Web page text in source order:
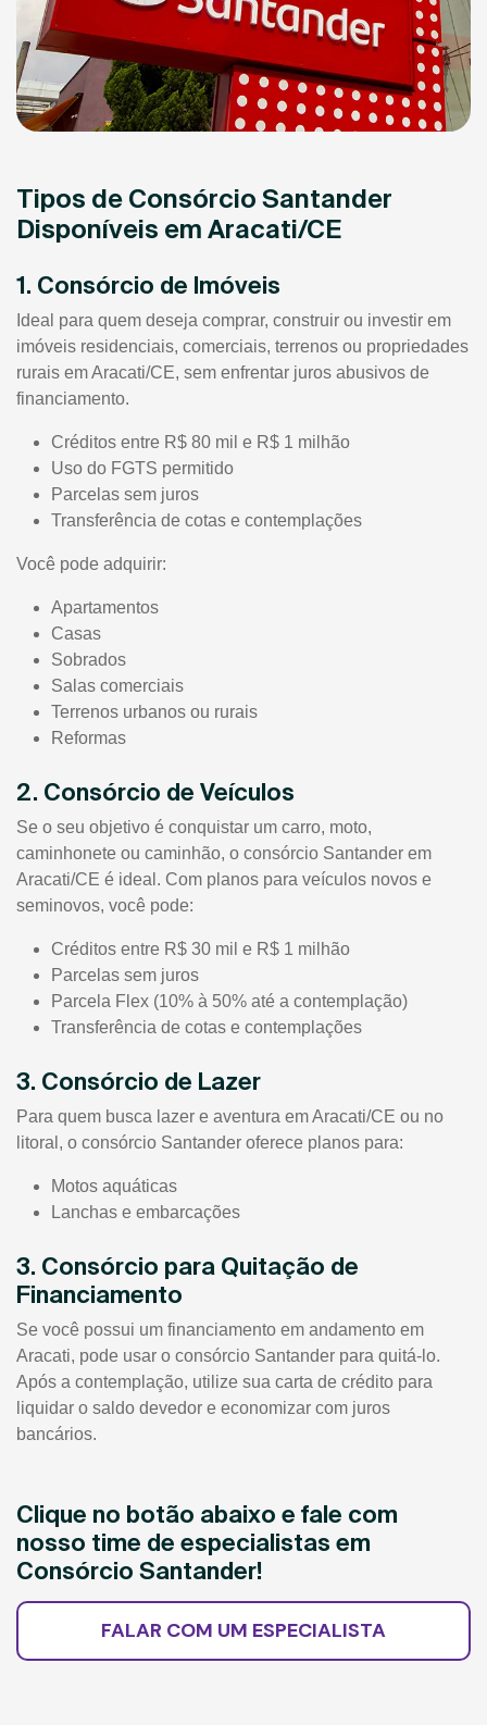
Tipos de Consórcio Santander
Disponíveis em Aracati/CE
1. Consórcio de Imóveis
Ideal para quem deseja comprar, construir ou investir em
imóveis residenciais, comerciais, terrenos ou propriedades
rurais em Aracati/CE, sem enfrentar juros abusivos de
financiamento.
Créditos entre R$ 80 mil e R$ 1 milhão
Uso do FGTS permitido
Parcelas sem juros
Transferência de cotas e contemplações
Você pode adquirir:
Apartamentos
Casas
Sobrados
Salas comerciais
Terrenos urbanos ou rurais
Reformas
2. Consórcio de Veículos
Se o seu objetivo é conquistar um carro, moto,
caminhonete ou caminhão, o consórcio Santander em
Aracati/CE é ideal. Com planos para veículos novos e
seminovos, você pode:
Créditos entre R$ 30 mil e R$ 1 milhão
Parcelas sem juros
Parcela Flex (10% à 50% até a contemplação)
Transferência de cotas e contemplações
3. Consórcio de Lazer
Para quem busca lazer e aventura em Aracati/CE ou no
litoral, o consórcio Santander oferece planos para:
Motos aquáticas
Lanchas e embarcações
3. Consórcio para Quitação de
Financiamento
Se você possui um financiamento em andamento em
Aracati, pode usar o consórcio Santander para quitá-lo.
Após a contemplação, utilize sua carta de crédito para
liquidar o saldo devedor e economizar com juros
bancários.
Clique no botão abaixo e fale com
nosso time de especialistas em
Consórcio Santander!
FALAR COM UM ESPECIALISTA